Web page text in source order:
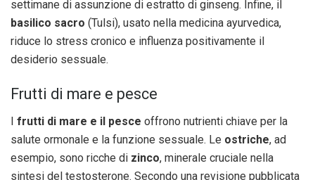
settimane di assunzione di estratto di ginseng. Infine, il
basilico sacro (Tulsi), usato nella medicina ayurvedica,
riduce lo stress cronico e influenza positivamente il
desiderio sessuale.
Frutti di mare e pesce
frutti di mare e il pesce offrono nutrienti chiave per la
salute ormonale e la funzione sessuale. Le ostriche, ad
esempio, sono ricche di zinco, minerale cruciale nella
sintesi del testosterone. Secondo una revisione pubblicata